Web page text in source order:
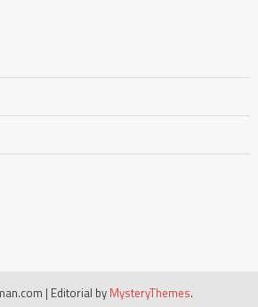
| Editorial by MysteryThemes.